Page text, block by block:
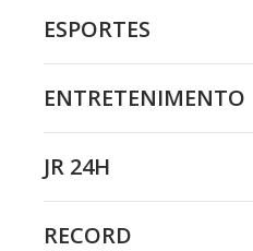
ESPORTES
ENTRETENIMENTO
JR 24H
RECORD